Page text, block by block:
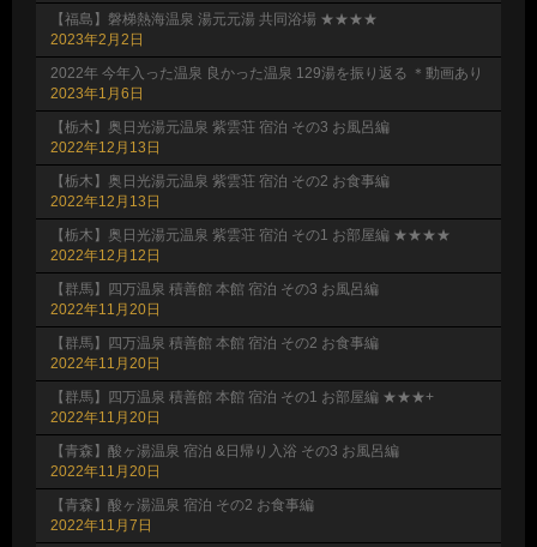
【福島】磐梯熱海温泉 湯元元湯 共同浴場 ★★★★
2023年2月2日
2022年 今年入った温泉 良かった温泉 129湯を振り返る ＊動画あり
2023年1月6日
【栃木】奥日光湯元温泉 紫雲荘 宿泊 その3 お風呂編
2022年12月13日
【栃木】奥日光湯元温泉 紫雲荘 宿泊 その2 お食事編
2022年12月13日
【栃木】奥日光湯元温泉 紫雲荘 宿泊 その1 お部屋編 ★★★★
2022年12月12日
【群馬】四万温泉 積善館 本館 宿泊 その3 お風呂編
2022年11月20日
【群馬】四万温泉 積善館 本館 宿泊 その2 お食事編
2022年11月20日
【群馬】四万温泉 積善館 本館 宿泊 その1 お部屋編 ★★★+
2022年11月20日
【青森】酸ヶ湯温泉 宿泊 &日帰り入浴 その3 お風呂編
2022年11月20日
【青森】酸ヶ湯温泉 宿泊 その2 お食事編
2022年11月7日